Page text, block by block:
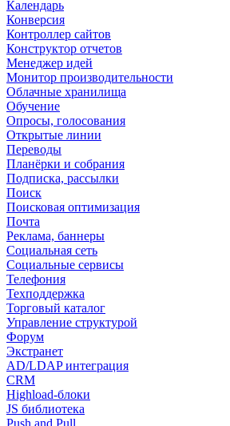
Календарь
Конверсия
Контроллер сайтов
Конструктор отчетов
Менеджер идей
Монитор производительности
Облачные хранилища
Обучение
Опросы, голосования
Открытые линии
Переводы
Планёрки и собрания
Подписка, рассылки
Поиск
Поисковая оптимизация
Почта
Реклама, баннеры
Социальная сеть
Социальные сервисы
Телефония
Техподдержка
Торговый каталог
Управление структурой
Форум
Экстранет
AD/LDAP интеграция
CRM
Highload-блоки
JS библиотека
Push and Pull